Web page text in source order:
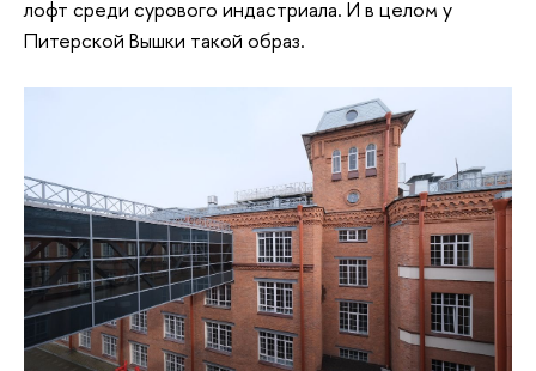
лофт среди сурового индастриала. И в целом у
Питерской Вышки такой образ.